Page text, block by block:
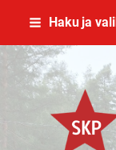
Siirry
sisältöön
Haku ja